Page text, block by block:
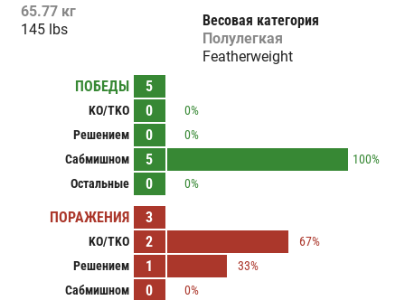
65.77 кг
145 lbs
Весовая категория
Полулегкая
Featherweight
ПОБЕДЫ
5
KO/TKO 0
0%
Решением
0
0%
Сабмишном
5
100%
Остальные
0 0%
ПОРАЖЕНИЯ 3
KO/TKO 2
67%
Решением
1
33%
Сабмишном
0
0%